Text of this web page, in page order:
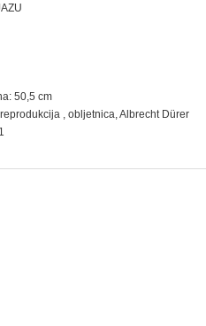
50,5 cm
,reprodukcija ,obljetnica , Albrecht Dürer